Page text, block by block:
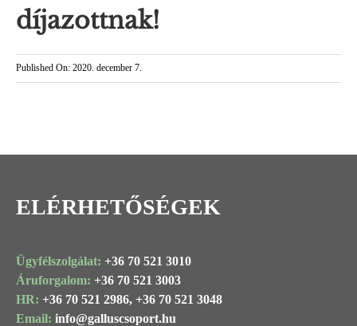
díjazottnak!
Published On: 2020. december 7.
ELÉRHETŐSÉGEK
Ügyfélszolgálat: +36 70 521 3010
Áruforgalom: +36 70 521 3003
HR: +36 70 521 2986, +36 70 521 3048
Email: info@galluscsoport.hu